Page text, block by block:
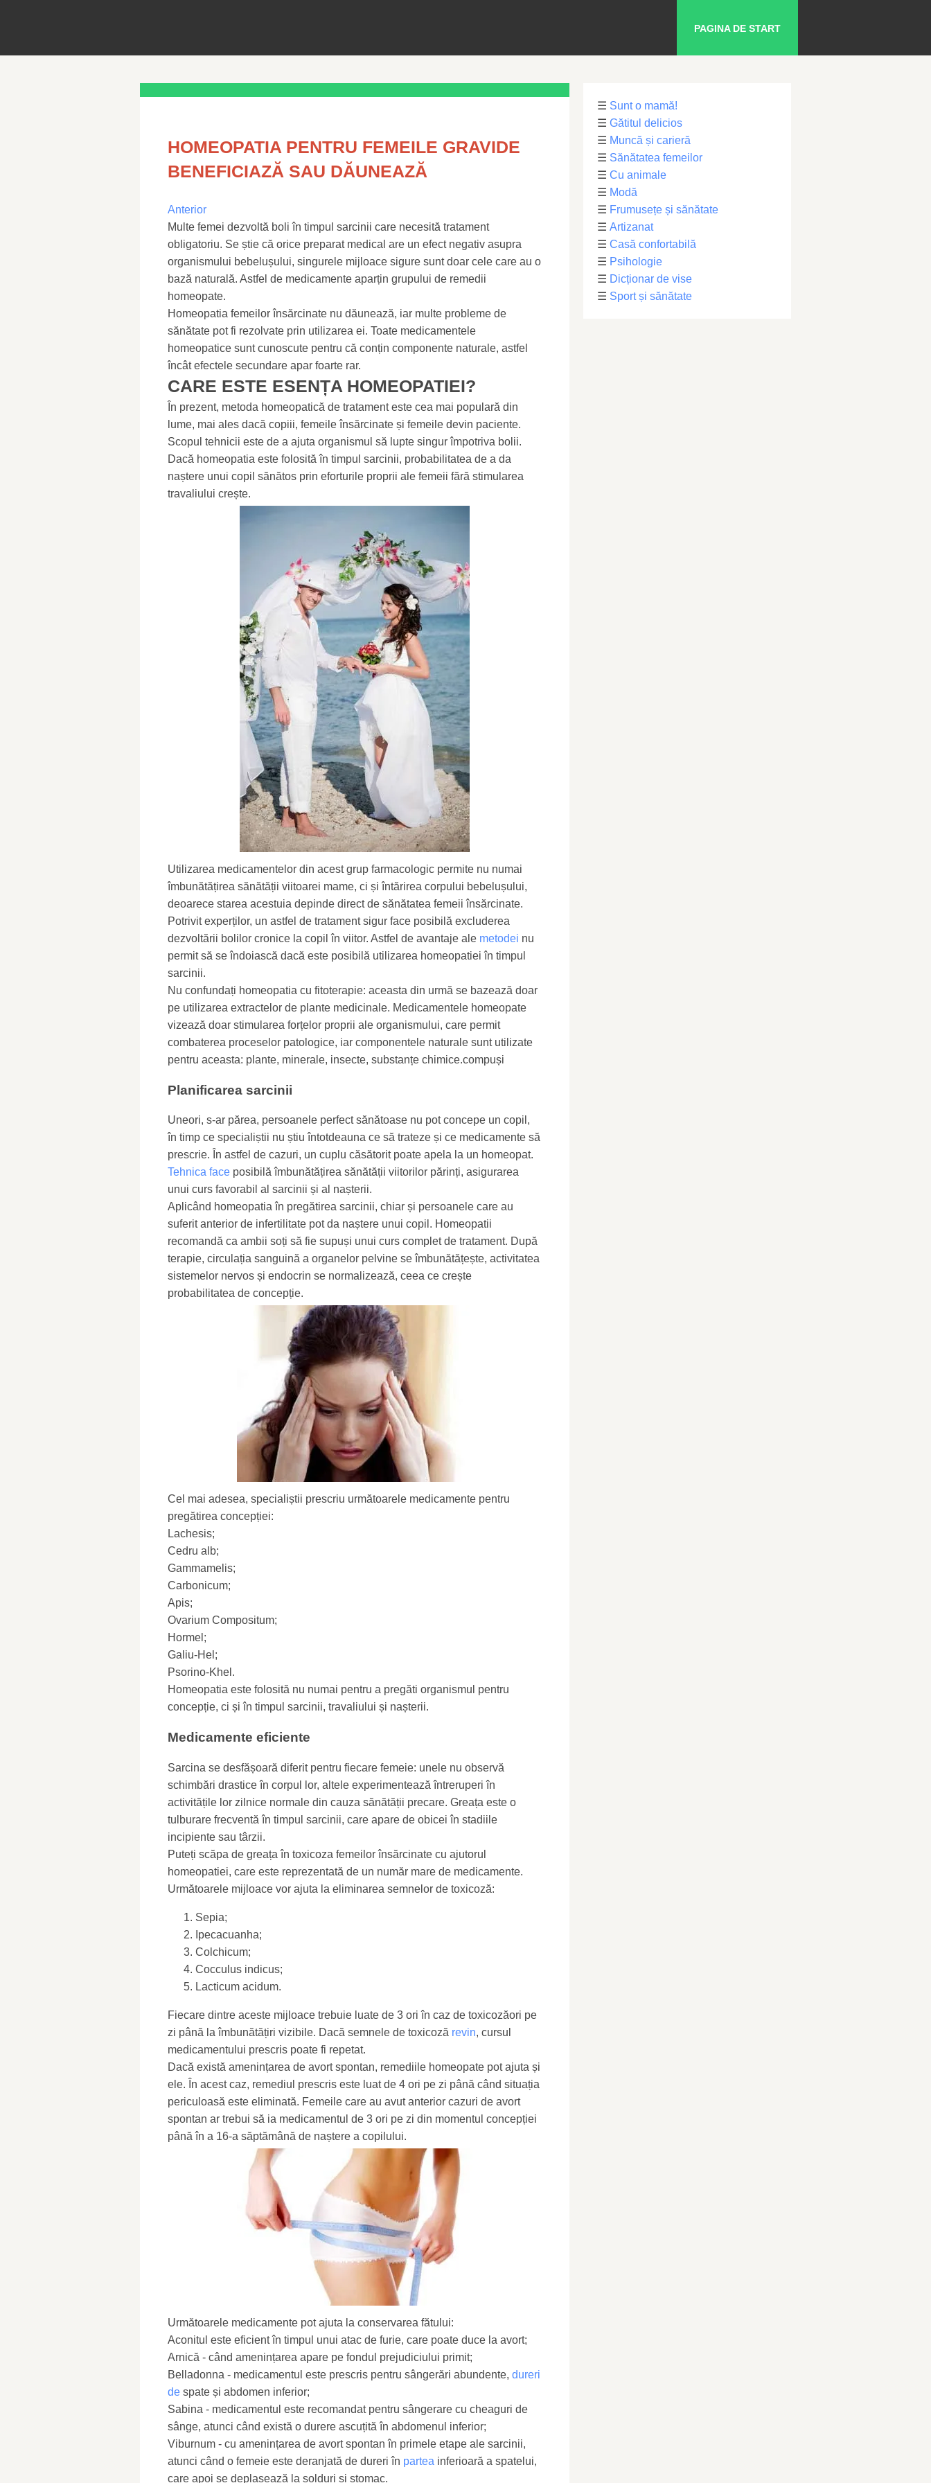
PAGINA DE START
HOMEOPATIA PENTRU FEMEILE GRAVIDE
BENEFICIAZĂ SAU DĂUNEAZĂ
Anterior
Multe femei dezvoltă boli în timpul sarcinii care necesită tratament
obligatoriu. Se știe că orice preparat medical are un efect negativ asupra
organismului bebelușului, singurele mijloace sigure sunt doar cele care au o
bază naturală. Astfel de medicamente aparțin grupului de remedii
homeopate.
Homeopatia femeilor însărcinate nu dăunează, iar multe probleme de
sănătate pot fi rezolvate prin utilizarea ei. Toate medicamentele
homeopatice sunt cunoscute pentru că conțin componente naturale, astfel
încât efectele secundare apar foarte rar.
CARE ESTE ESENȚA HOMEOPATIEI?
În prezent, metoda homeopatică de tratament este cea mai populară din
lume, mai ales dacă copiii, femeile însărcinate și femeile devin paciente.
Scopul tehnicii este de a ajuta organismul să lupte singur împotriva bolii.
Dacă homeopatia este folosită în timpul sarcinii, probabilitatea de a da
naștere unui copil sănătos prin eforturile proprii ale femeii fără stimularea
travaliului crește.
Utilizarea medicamentelor din acest grup farmacologic permite nu numai
îmbunătățirea sănătății viitoarei mame, ci și întărirea corpului bebelușului,
deoarece starea acestuia depinde direct de sănătatea femeii însărcinate.
Potrivit experților, un astfel de tratament sigur face posibilă excluderea
dezvoltării bolilor cronice la copil în viitor. Astfel de avantaje ale metodei nu
permit să se îndoiască dacă este posibilă utilizarea homeopatiei în timpul
sarcinii.
Nu confundați homeopatia cu fitoterapie: aceasta din urmă se bazează doar
pe utilizarea extractelor de plante medicinale. Medicamentele homeopate
vizează doar stimularea forțelor proprii ale organismului, care permit
combaterea proceselor patologice, iar componentele naturale sunt utilizate
pentru aceasta: plante, minerale, insecte, substanțe chimice.compuși
Planificarea sarcinii
Uneori, s-ar părea, persoanele perfect sănătoase nu pot concepe un copil,
în timp ce specialiștii nu știu întotdeauna ce să trateze și ce medicamente să
prescrie. În astfel de cazuri, un cuplu căsătorit poate apela la un homeopat.
Tehnica face posibilă îmbunătățirea sănătății viitorilor părinți, asigurarea
unui curs favorabil al sarcinii și al nașterii.
Aplicând homeopatia în pregătirea sarcinii, chiar și persoanele care au
suferit anterior de infertilitate pot da naștere unui copil. Homeopatii
recomandă ca ambii soți să fie supuși unui curs complet de tratament. După
terapie, circulația sanguină a organelor pelvine se îmbunătățește, activitatea
sistemelor nervos și endocrin se normalizează, ceea ce crește
probabilitatea de concepție.
Cel mai adesea, specialiștii prescriu următoarele medicamente pentru
pregătirea concepției:
Lachesis;
Cedru alb;
Gammamelis;
Carbonicum;
Apis;
Ovarium Compositum;
Hormel;
Galiu-Hel;
Psorino-Khel.
Homeopatia este folosită nu numai pentru a pregăti organismul pentru
concepție, ci și în timpul sarcinii, travaliului și nașterii.
Medicamente eficiente
Sarcina se desfășoară diferit pentru fiecare femeie: unele nu observă
schimbări drastice în corpul lor, altele experimentează întreruperi în
activitățile lor zilnice normale din cauza sănătății precare. Greața este o
tulburare frecventă în timpul sarcinii, care apare de obicei în stadiile
incipiente sau târzii.
Puteți scăpa de greața în toxicoza femeilor însărcinate cu ajutorul
homeopatiei, care este reprezentată de un număr mare de medicamente.
Următoarele mijloace vor ajuta la eliminarea semnelor de toxicoză:
Sepia;
Ipecacuanha;
Colchicum;
Cocculus indicus;
Lacticum acidum.
Fiecare dintre aceste mijloace trebuie luate de 3 ori în caz de toxicozăori pe
zi până la îmbunătățiri vizibile. Dacă semnele de toxicoză revin, cursul
medicamentului prescris poate fi repetat.
Dacă există amenințarea de avort spontan, remediile homeopate pot ajuta și
ele. În acest caz, remediul prescris este luat de 4 ori pe zi până când situația
periculoasă este eliminată. Femeile care au avut anterior cazuri de avort
spontan ar trebui să ia medicamentul de 3 ori pe zi din momentul concepției
până în a 16-a săptămână de naștere a copilului.
Următoarele medicamente pot ajuta la conservarea fătului:
Aconitul este eficient în timpul unui atac de furie, care poate duce la avort;
Arnică - când amenințarea apare pe fondul prejudiciului primit;
Belladonna - medicamentul este prescris pentru sângerări abundente, dureri
de spate și abdomen inferior;
Sabina - medicamentul este recomandat pentru sângerare cu cheaguri de
sânge, atunci când există o durere ascuțită în abdomenul inferior;
Viburnum - cu amenințarea de avort spontan în primele etape ale sarcinii,
atunci când o femeie este deranjată de dureri în partea inferioară a spatelui,
care apoi se deplasează la șolduri și stomac.
☰ Sunt o mamă!
☰ Gătitul delicios
☰ Muncă și carieră
☰ Sănătatea femeilor
☰ Cu animale
☰ Modă
☰ Frumusețe și sănătate
☰ Artizanat
☰ Casă confortabilă
☰ Psihologie
☰ Dicționar de vise
☰ Sport și sănătate